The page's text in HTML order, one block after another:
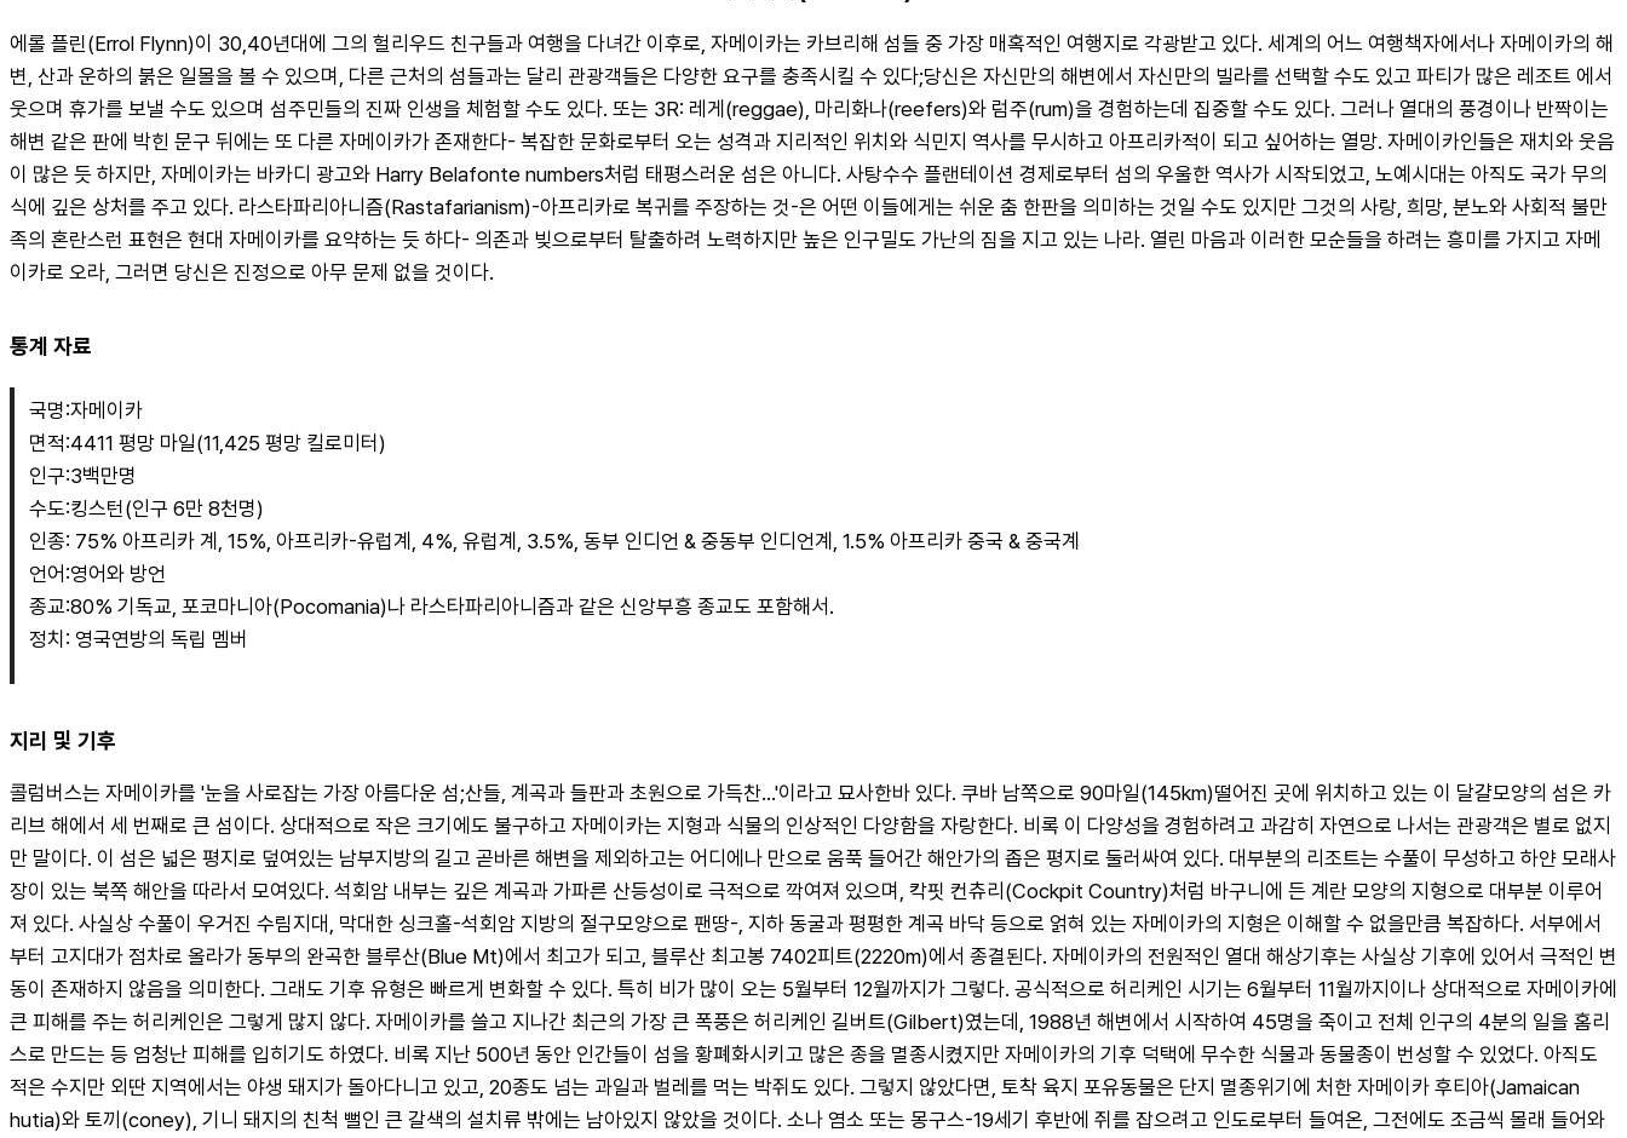
에롤 플린(Errol Flynn)이 30,40년대에 그의 헐리우드 친구들과 여행을 다녀간 이후로, 자메이카는 카브리해 섬들 중 가장 매혹적인 여행지로 각광받고 있다. 세계의 어느 여행책자에서나 자메이카의 해
변, 산과 운하의 붉은 일몰을 볼 수 있으며, 다른 근처의 섬들과는 달리 관광객들은 다양한 요구를 충족시킬 수 있다;당신은 자신만의 해변에서 자신만의 빌라를 선택할 수도 있고 파티가 많은 레조트 에서
웃으며 휴가를 보낼 수도 있으며 섬주민들의 진짜 인생을 체험할 수도 있다. 또는 3R: 레게(reggae), 마리화나(reefers)와 럼주(rum)을 경험하는데 집중할 수도 있다. 그러나 열대의 풍경이나 반짝이는
해변 같은 판에 박힌 문구 뒤에는 또 다른 자메이카가 존재한다- 복잡한 문화로부터 오는 성격과 지리적인 위치와 식민지 역사를 무시하고 아프리카적이 되고 싶어하는 열망. 자메이카인들은 재치와 웃음
이 많은 듯 하지만, 자메이카는 바카디 광고와 Harry Belafonte numbers처럼 태평스러운 섬은 아니다. 사탕수수 플랜테이션 경제로부터 섬의 우울한 역사가 시작되었고, 노예시대는 아직도 국가 무의
식에 깊은 상처를 주고 있다. 라스타파리아니즘(Rastafarianism)-아프리카로 복귀를 주장하는 것-은 어떤 이들에게는 쉬운 춤 한판을 의미하는 것일 수도 있지만 그것의 사랑, 희망, 분노와 사회적 불만
족의 혼란스런 표현은 현대 자메이카를 요약하는 듯 하다- 의존과 빚으로부터 탈출하려 노력하지만 높은 인구밀도 가난의 짐을 지고 있는 나라. 열린 마음과 이러한 모순들을 하려는 흥미를 가지고 자메
이카로 오라, 그러면 당신은 진정으로 아무 문제 없을 것이다.
통계 자료
국명:자메이카
면적:4411 평망 마일(11,425 평망 킬로미터)
인구:3백만명
수도:킹스턴(인구 6만 8천명)
인종: 75% 아프리카 계, 15%, 아프리카-유럽계, 4%, 유럽계, 3.5%, 동부 인디언 & 중동부 인디언계, 1.5% 아프리카 중국 & 중국계
언어:영어와 방언
종교:80% 기독교, 포코마니아(Pocomania)나 라스타파리아니즘과 같은 신앙부흥 종교도 포함해서.
정치: 영국연방의 독립 멤버
지리 및 기후
콜럼버스는 자메이카를 '눈을 사로잡는 가장 아름다운 섬;산들, 계곡과 들판과 초원으로 가득찬...'이라고 묘사한바 있다. 쿠바 남쪽으로 90마일(145km)떨어진 곳에 위치하고 있는 이 달걀모양의 섬은 카
리브 해에서 세 번째로 큰 섬이다. 상대적으로 작은 크기에도 불구하고 자메이카는 지형과 식물의 인상적인 다양함을 자랑한다. 비록 이 다양성을 경험하려고 과감히 자연으로 나서는 관광객은 별로 없지
만 말이다. 이 섬은 넓은 평지로 덮여있는 남부지방의 길고 곧바른 해변을 제외하고는 어디에나 만으로 움푹 들어간 해안가의 좁은 평지로 둘러싸여 있다. 대부분의 리조트는 수풀이 무성하고 하얀 모래사
장이 있는 북쪽 해안을 따라서 모여있다. 석회암 내부는 깊은 계곡과 가파른 산등성이로 극적으로 깍여져 있으며, 칵핏 컨츄리(Cockpit Country)처럼 바구니에 든 계란 모양의 지형으로 대부분 이루어
져 있다. 사실상 수풀이 우거진 수림지대, 막대한 싱크홀-석회암 지방의 절구모양으로 팬땅-, 지하 동굴과 평평한 계곡 바닥 등으로 얽혀 있는 자메이카의 지형은 이해할 수 없을만큼 복잡하다. 서부에서
부터 고지대가 점차로 올라가 동부의 완곡한 블루산(Blue Mt)에서 최고가 되고, 블루산 최고봉 7402피트(2220m)에서 종결된다. 자메이카의 전원적인 열대 해상기후는 사실상 기후에 있어서 극적인 변
동이 존재하지 않음을 의미한다. 그래도 기후 유형은 빠르게 변화할 수 있다. 특히 비가 많이 오는 5월부터 12월까지가 그렇다. 공식적으로 허리케인 시기는 6월부터 11월까지이나 상대적으로 자메이카에
큰 피해를 주는 허리케인은 그렇게 많지 않다. 자메이카를 쓸고 지나간 최근의 가장 큰 폭풍은 허리케인 길버트(Gilbert)였는데, 1988년 해변에서 시작하여 45명을 죽이고 전체 인구의 4분의 일을 홈리
스로 만드는 등 엄청난 피해를 입히기도 하였다. 비록 지난 500년 동안 인간들이 섬을 황폐화시키고 많은 종을 멸종시켰지만 자메이카의 기후 덕택에 무수한 식물과 동물종이 번성할 수 있었다. 아직도
적은 수지만 외딴 지역에서는 야생 돼지가 돌아다니고 있고, 20종도 넘는 과일과 벌레를 먹는 박쥐도 있다. 그렇지 않았다면, 토착 육지 포유동물은 단지 멸종위기에 처한 자메이카 후티아(Jamaican
hutia)와 토끼(coney), 기니 돼지의 친척 뻘인 큰 갈색의 설치류 밖에는 남아있지 않았을 것이다. 소나 염소 또는 몽구스-19세기 후반에 쥐를 잡으려고 인도로부터 들여온, 그전에도 조금씩 몰래 들어와